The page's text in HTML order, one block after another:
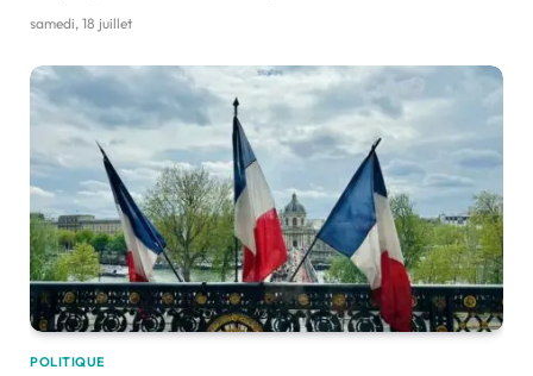
samedi, 18 juillet
POLITIQUE